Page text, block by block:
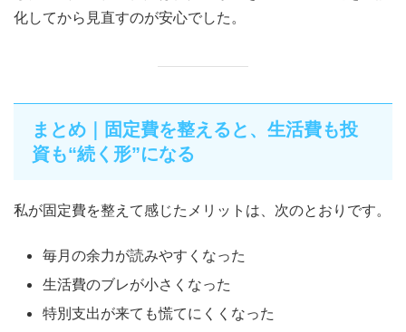
化してから見直すのが安心でした。
まとめ｜固定費を整えると、生活費も投
資も“続く形”になる
私が固定費を整えて感じたメリットは、次のとおりです。
毎月の余力が読みやすくなった
生活費のブレが小さくなった
特別支出が来ても慌てにくくなった